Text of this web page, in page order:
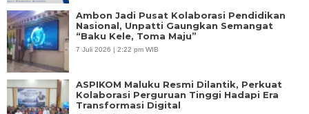
Ambon Jadi Pusat Kolaborasi Pendidikan
Nasional, Unpatti Gaungkan Semangat
“Baku Kele, Toma Maju”
7 Juli 2026 | 2:22 pm WIB
ASPIKOM Maluku Resmi Dilantik, Perkuat
Kolaborasi Perguruan Tinggi Hadapi Era
Transformasi Digital